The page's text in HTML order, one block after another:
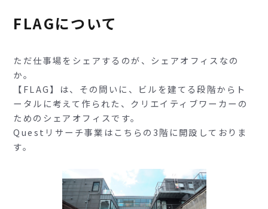
FLAGについて
ただ仕事場をシェアするのが、シェアオフィスなの
か。
【FLAG】は、その問いに、ビルを建てる段階からト
ータルに考えて作られた、クリエイティブワーカーの
ためのシェアオフィスです。
Questリサーチ事業はこちらの3階に開設しておりま
す。